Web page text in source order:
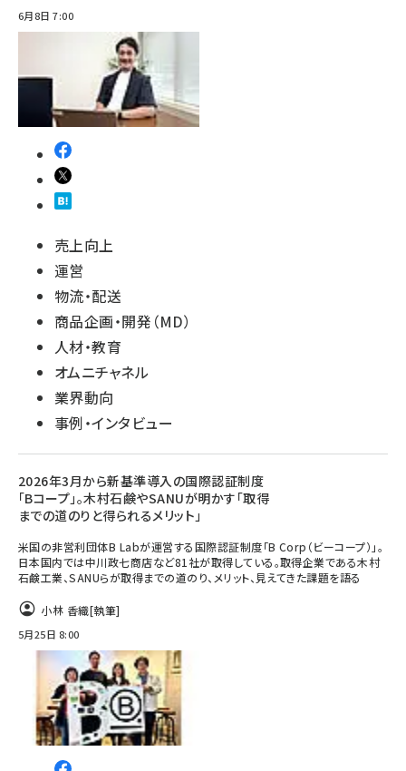
6月8日 7:00
売上向上
運営
物流・配送
商品企画・開発（MD）
人材・教育
オムニチャネル
業界動向
事例・インタビュー
2026年3月から新基準導入の国際認証制度
「Bコープ」。木村石鹸やSANUが明かす「取得
までの道のりと得られるメリット」
米国の非営利団体B Labが運営する国際認証制度「B Corp（ビーコープ）」。
日本国内では中川政七商店など81社が取得している。取得企業である木村
石鹸工業、SANUらが取得までの道のり、メリット、見えてきた課題を語る
小林 香織[執筆]
5月25日 8:00